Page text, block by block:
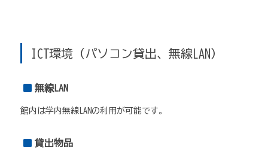
ICT環境（パソコン貸出、無線LAN）
無線LAN
館内は学内無線LANの利用が可能です。
貸出物品